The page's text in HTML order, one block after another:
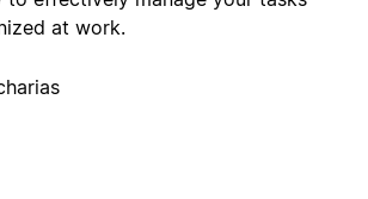
at work.